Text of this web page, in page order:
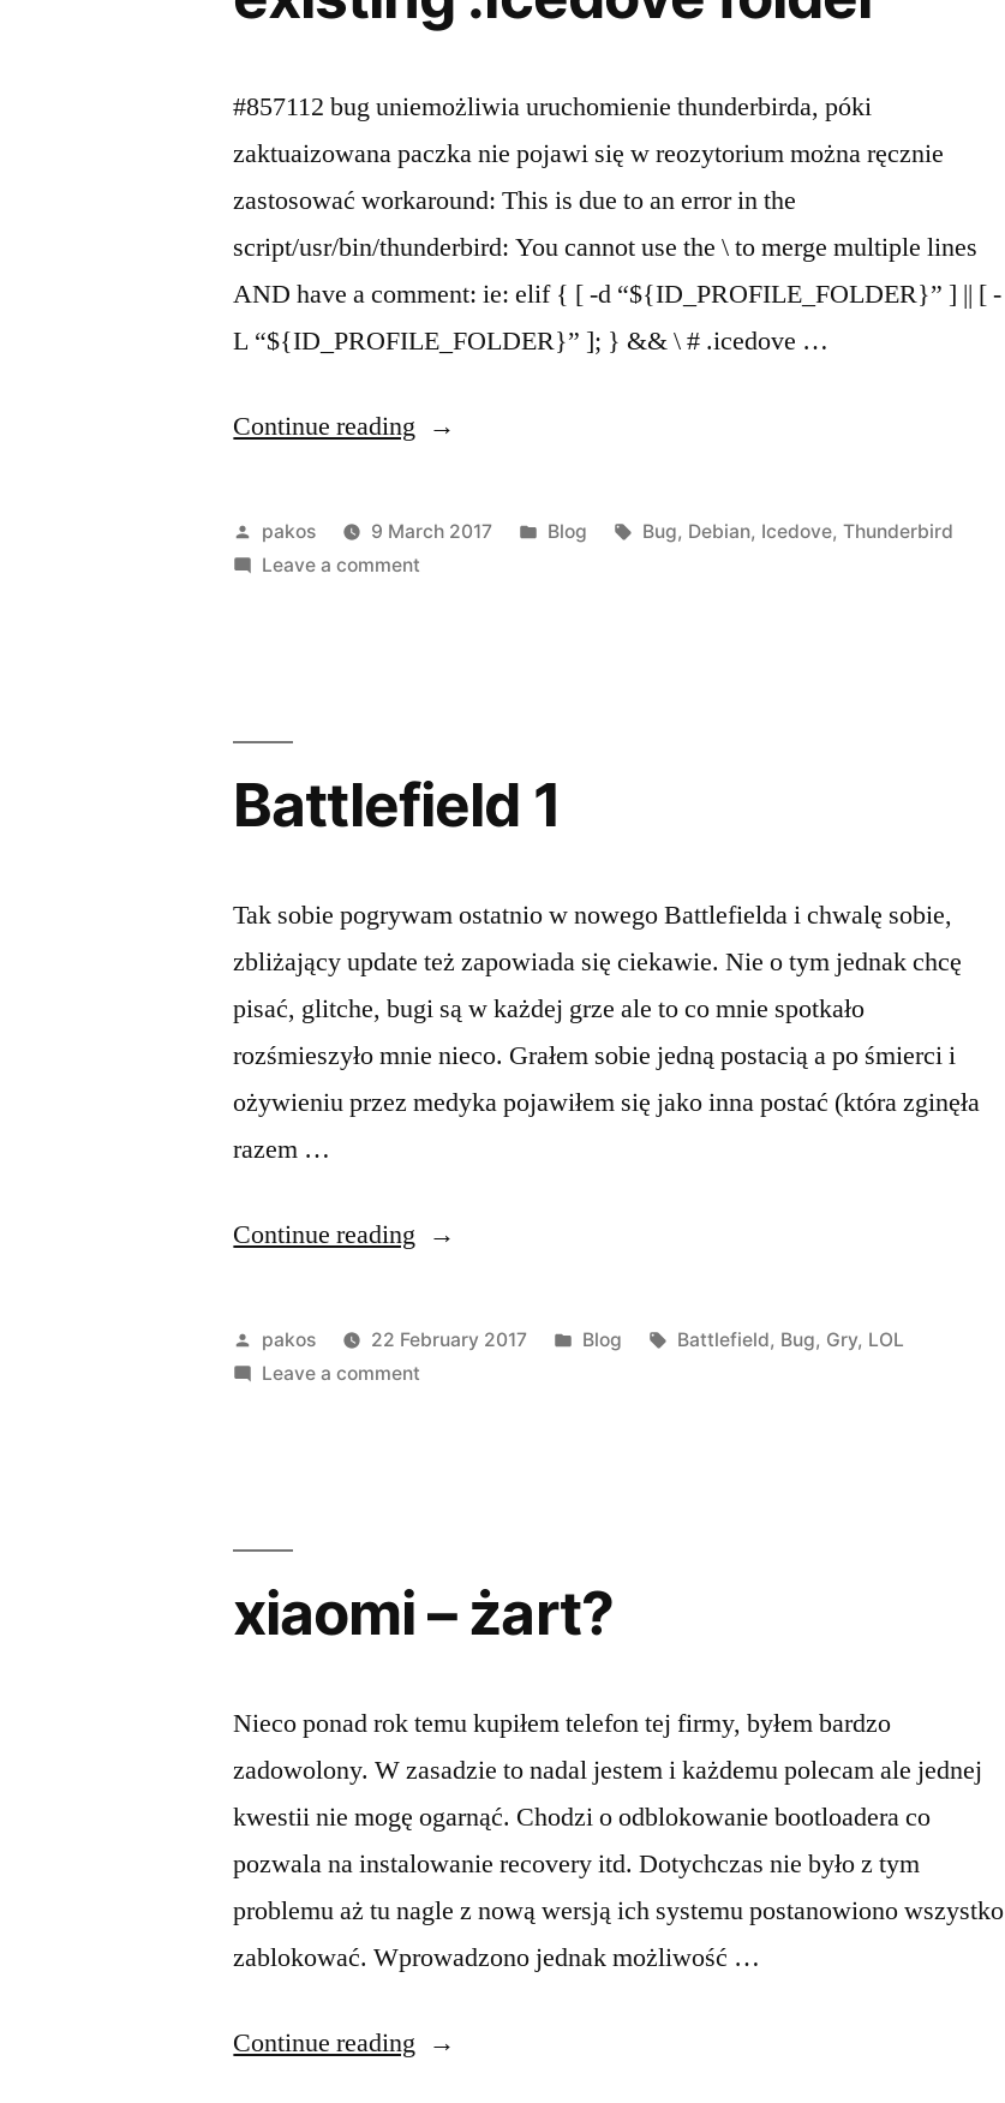
#857112 bug uniemożliwia uruchomienie thunderbirda, póki
zaktuaizowana paczka nie pojawi się w reozytorium można ręcznie
zastosować workaround: This is due to an error in the
script/usr/bin/thunderbird: You cannot use the \ to merge multiple lines
AND have a comment: ie: elif { [ -d “${ID_PROFILE_FOLDER}” ] || [ -
L “${ID_PROFILE_FOLDER}” ]; } && \ # .icedove …
Continue reading “Thunderbird:
to
migrate
Posted
by
pakos 9 March 2017
Posted
Blog Tags:
Bug, Debian, Icedove, Thunderbird
Leave a comment
.icedove
folder
Battlefield 1
Tak sobie pogrywam ostatnio w nowego Battlefielda i chwalę sobie,
zbliżający update też zapowiada się ciekawie. Nie o tym jednak chcę
pisać, glitche, bugi są w każdej grze ale to co mnie spotkało
rozśmieszyło mnie nieco. Grałem sobie jedną postacią a po śmierci i
ożywieniu przez medyka pojawiłem się jako inna postać (która zginęła
razem …
Continue reading “Battlefield
Posted
by
pakos 22 February 2017
Posted
Blog Tags:
Battlefield, Bug, Gry, LOL
Leave a comment
xiaomi – żart?
Nieco ponad rok temu kupiłem telefon tej firmy, byłem bardzo
zadowolony. W zasadzie to nadal jestem i każdemu polecam ale jednej
kwestii nie mogę ogarnąć. Chodzi o odblokowanie bootloadera co
pozwala na instalowanie recovery itd. Dotychczas nie było z tym
problemu aż tu nagle z nową wersją ich systemu postanowiono wszystko
zablokować. Wprowadzono jednak możliwość …
Continue reading “xiaomi